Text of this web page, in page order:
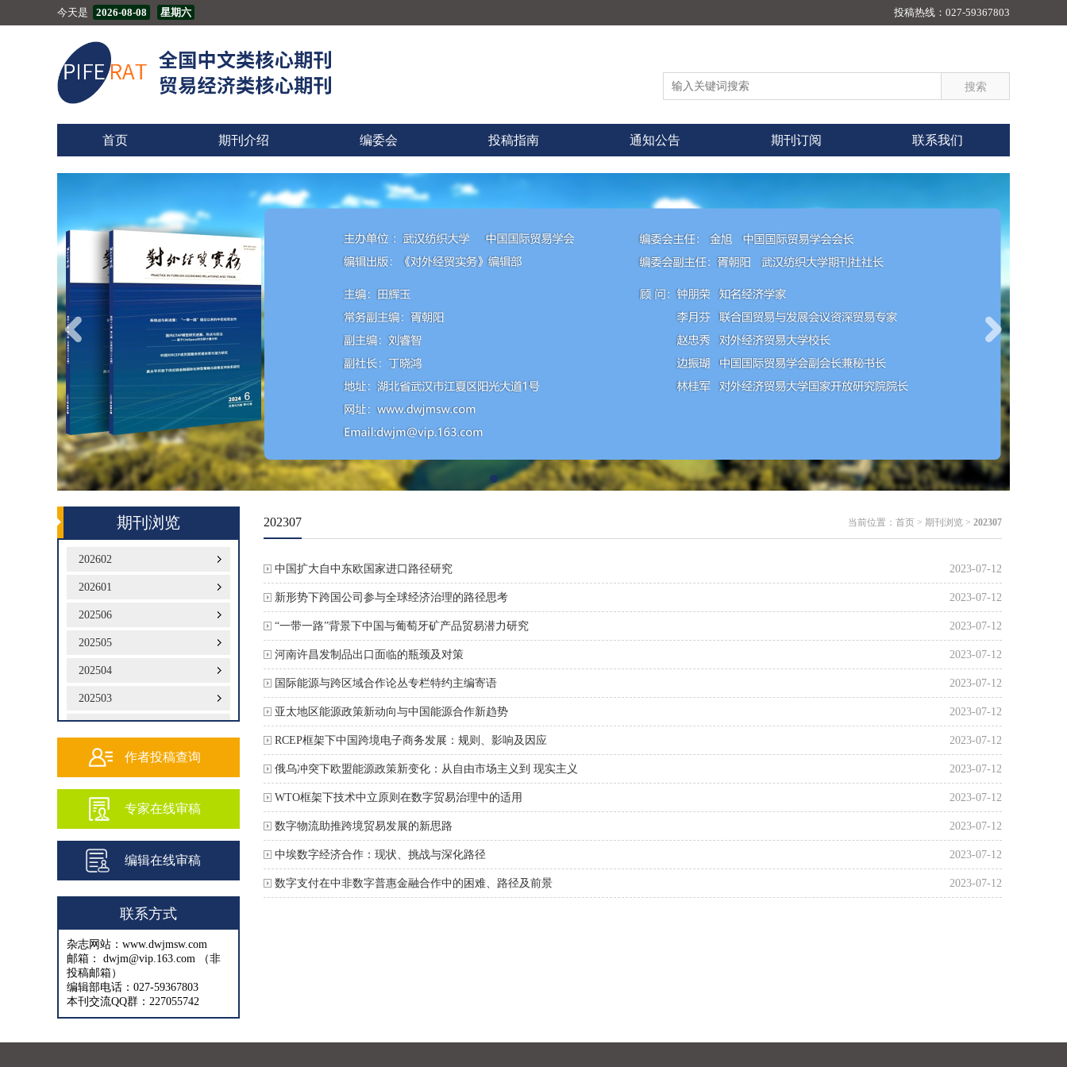
今天是 2026-08-08 星期六 投稿热线： 027-59367803
首页 期刊介绍 编委会 投稿指南 通知公告 期刊订阅 联系我们
期刊浏览
202602
202601
202506
202505
202504
202503
202501
202408
202406
202403
202402
202401
作者投稿查询
专家在线审稿
编辑在线审稿
联系方式
杂志网站：www.dwjmsw.com
邮箱： dwjm@vip.163.com （非
投稿邮箱）
编辑部电话：027-59367803
本刊交流QQ群：227055742
202307 当前位置： 首页 > 期刊浏览 > 202307
中国扩大自中东欧国家进口路径研究 2023-07-12
新形势下跨国公司参与全球经济治理的路径思考 2023-07-12
“一带一路”背景下中国与葡萄牙矿产品贸易潜力研究 2023-07-12
河南许昌发制品出口面临的瓶颈及对策 2023-07-12
国际能源与跨区域合作论丛专栏特约主编寄语 2023-07-12
亚太地区能源政策新动向与中国能源合作新趋势 2023-07-12
RCEP框架下中国跨境电子商务发展：规则、影响及因应 2023-07-12
俄乌冲突下欧盟能源政策新变化：从自由市场主义到 现实主义 2023-07-12
WTO框架下技术中立原则在数字贸易治理中的适用 2023-07-12
数字物流助推跨境贸易发展的新思路 2023-07-12
中埃数字经济合作：现状、挑战与深化路径 2023-07-12
数字支付在中非数字普惠金融合作中的困难、路径及前景 2023-07-12